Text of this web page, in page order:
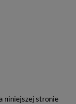
niniejszej stronie
Stick Bands /